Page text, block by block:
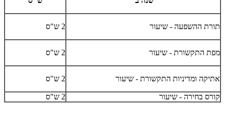
תורת ההשפעה - שיעור 2 ש"ס
מפת התקשורת - שיעור 2 ש"ס
אתיקה ומדיניות התקשורת - שיעור 2 ש"ס
קורס בחירה - שיעור 2 ש"ס